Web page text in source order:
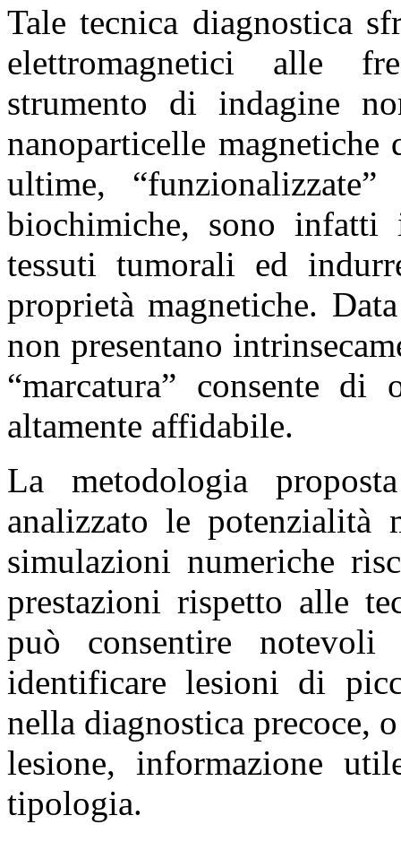
Tale tecnica diagnostica
elettromagnetici alle
strumento di indagine
nanoparticelle magnetiche
ultime,
biochimiche, sono
tessuti tumorali ed
proprietà magnetiche.
non presentano
“marcatura” consente di
altamente affidabile.
La metodologia
analizzato le potenzialità
simulazioni numeriche
prestazioni rispetto alle
può consentire
identificare lesioni di
nella diagnostica precoce,
lesione, informazione
tipologia.